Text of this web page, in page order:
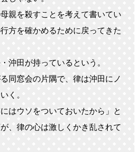
親を殺すことを考えて書いてい
方を確かめるために戻ってきた
沖田が持っているという。
同窓会の片隅で、律は沖田にノ
く。
はウソをついておいたから」と
、律の心は激しくかき乱されて